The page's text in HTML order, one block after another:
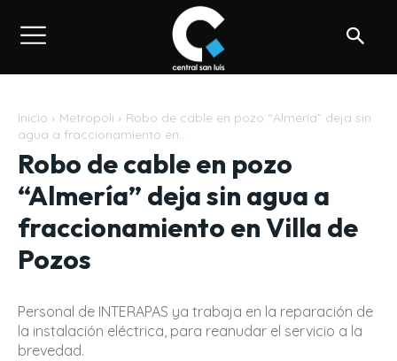
Inicio Metropoli
Robo de cable en pozo “Almería” deja sin
agua a fraccionamiento en...
Robo de cable en pozo
“Almería” deja sin agua a
fraccionamiento en Villa de
Pozos
Personal de INTERAPAS ya trabaja en la reparación de
la instalación eléctrica, para reanudar el servicio a la
brevedad.